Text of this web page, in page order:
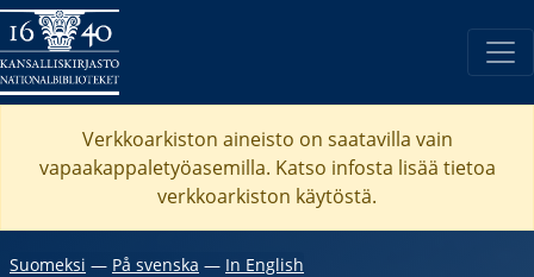
Verkkoarkiston aineisto on saatavilla vain
vapaakappaletyöasemilla. Katso infosta lisää tietoa
verkkoarkiston käytöstä.
Suomeksi ― På svenska ― In English